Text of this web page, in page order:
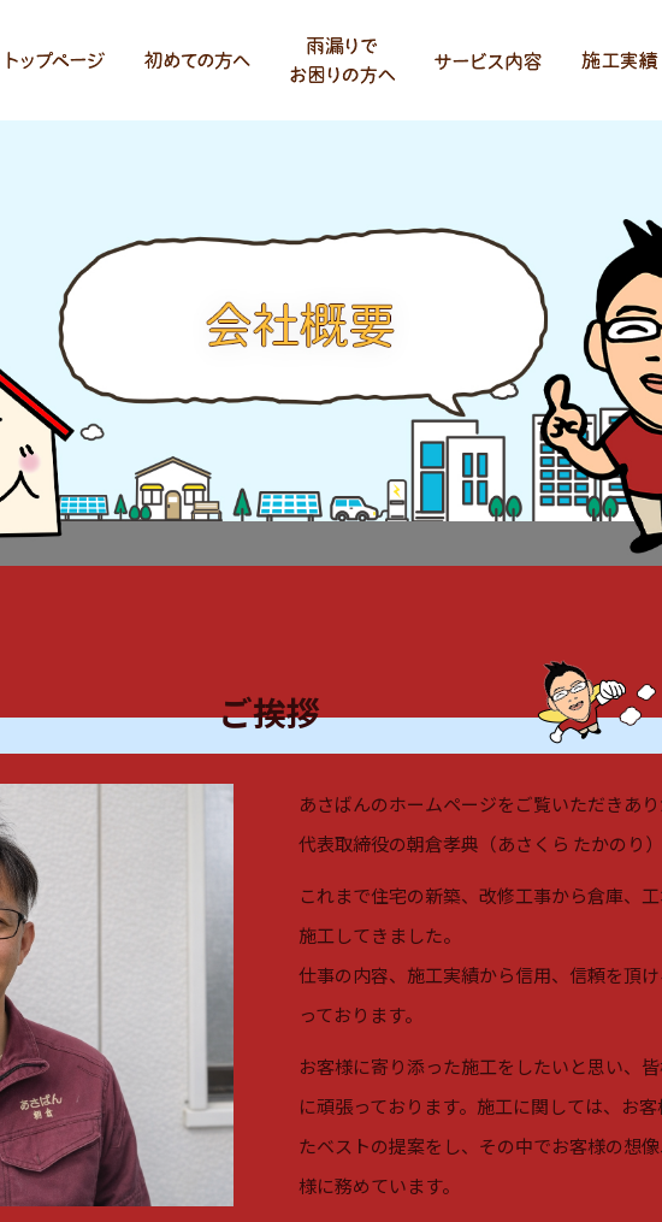
ご挨拶
あさばんのホームページをご覧いただきあり
代表取締役の朝倉孝典（あさくら たかのり）
これまで住宅の新築、改修工事から倉庫、
施工してきました。
仕事の内容、施工実績から信用、信頼を頂
っております。
お客様に寄り添った施工をしたいと思い、
に頑張っております。施工に関しては、お
たベストの提案をし、その中でお客様の想
様に務めています。